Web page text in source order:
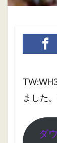
ました
ダ
攻略ガ